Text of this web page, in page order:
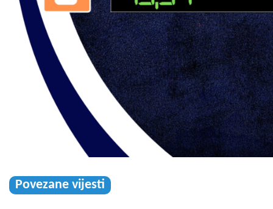
Povezane vijesti